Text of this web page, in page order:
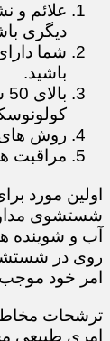
علائم و
دیگری
شما
باشید.
روش های
مراقبت
اولین مورد
شستشوی
آب و شوینده
روی در
امر خود موجب
ترشحات
امری طبیعی